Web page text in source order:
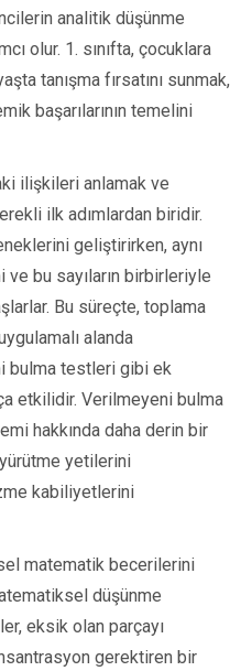
analitik düşünme
olur. 1. sınıfta, çocuklara
tanışma fırsatını sunmak,
başarılarının temelini
ilişkileri anlamak ve
ilk adımlardan biridir.
geliştirirken, aynı
ve bu sayıların birbirleriyle
Bu süreçte, toplama
alanda
bulma testleri gibi ek
etkilidir. Verilmeyeni bulma
hakkında daha derin bir
yetilerini
kabiliyetlerini
matematik becerilerini
düşünme
eksik olan parçayı
gerektiren bir